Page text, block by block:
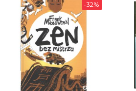
-32%